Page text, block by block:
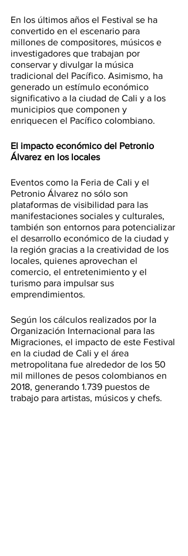
En los últimos años el Festival se ha
convertido en el escenario para
millones de compositores, músicos e
investigadores que trabajan por
conservar y divulgar la música
tradicional del Pacífico. Asimismo, ha
generado un estímulo económico
significativo a la ciudad de Cali y a los
municipios que componen y
enriquecen el Pacífico colombiano.
El impacto económico del Petronio
Álvarez en los locales
Eventos como la Feria de Cali y el
Petronio Álvarez no sólo son
plataformas de visibilidad para las
manifestaciones sociales y culturales,
también son entornos para potencializar
el desarrollo económico de la ciudad y
la región gracias a la creatividad de los
locales, quienes aprovechan el
comercio, el entretenimiento y el
turismo para impulsar sus
emprendimientos.
Según los cálculos realizados por la
Organización Internacional para las
Migraciones, el impacto de este Festival
en la ciudad de Cali y el área
metropolitana fue alrededor de los 50
mil millones de pesos colombianos en
2018, generando 1.739 puestos de
trabajo para artistas, músicos y chefs.